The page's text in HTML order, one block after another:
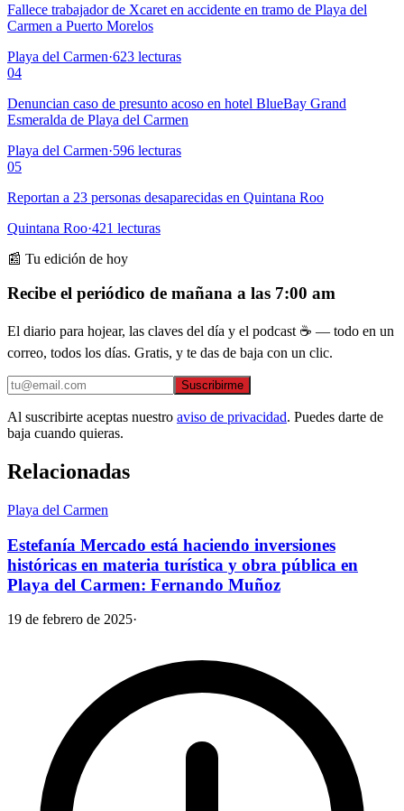
Fallece trabajador de Xcaret en accidente en tramo de Playa del
Carmen a Puerto Morelos
Playa del Carmen·623 lecturas
04
Denuncian caso de presunto acoso en hotel BlueBay Grand
Esmeralda de Playa del Carmen
Playa del Carmen·596 lecturas
05
Reportan a 23 personas desaparecidas en Quintana Roo
Quintana Roo·421 lecturas
📰 Tu edición de hoy
Recibe el periódico de mañana a las 7:00 am
El diario para hojear, las claves del día y el podcast ☕ — todo en un
correo, todos los días. Gratis, y te das de baja con un clic.
Suscribirme
Al suscribirte aceptas nuestro aviso de privacidad. Puedes darte de
baja cuando quieras.
Relacionadas
Playa del Carmen
Estefanía Mercado está haciendo inversiones
históricas en materia turística y obra pública en
Playa del Carmen: Fernando Muñoz
19 de febrero de 2025·